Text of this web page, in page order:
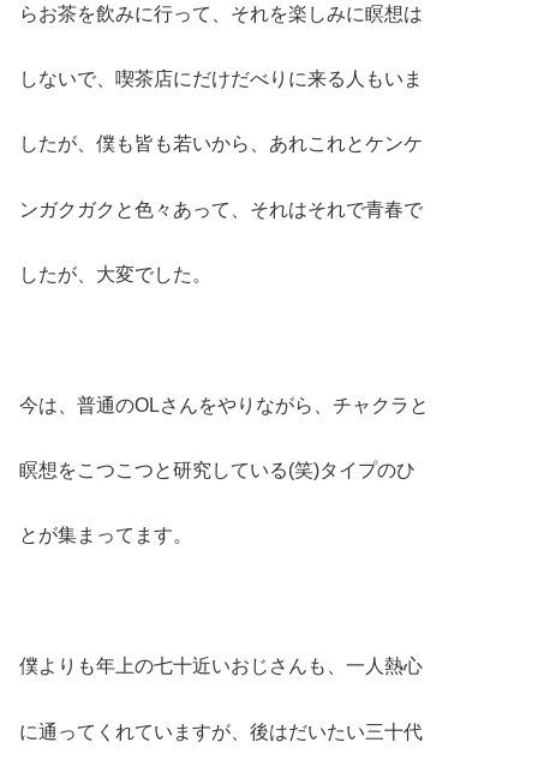
らお茶を飲みに行って、それを楽しみに瞑想は
しないで、喫茶店にだけだべりに来る人もいま
したが、僕も皆も若いから、あれこれとケンケ
ンガクガクと色々あって、それはそれで青春で
したが、大変でした。
今は、普通のOLさんをやりながら、チャクラと
瞑想をこつこつと研究している(笑)タイプのひ
とが集まってます。
僕よりも年上の七十近いおじさんも、一人熱心
に通ってくれていますが、後はだいたい三十代